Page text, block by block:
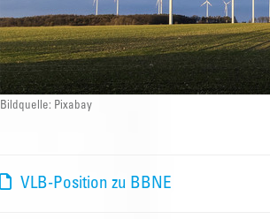
Bildquelle: Pixabay
VLB-Position zu BBNE